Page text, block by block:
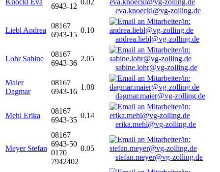
Knöckl Eva
6943-12
0.02
eva.knoeckl@vg-zolling.de
Liebl Andrea
08167
6943-15
0.10
andrea.liebl@vg-zolling.de
Lohr Sabine
08167
6943-36
2.05
sabine.lohr@vg-zolling.de
Maier
Dagmar
08167
6943-16
1.08
dagmar.maier@vg-zolling.de
Mehl Erika
08167
6943-35
0.14
erika.mehl@vg-zolling.de
Meyer Stefan
08167
6943-50
0170
7942402
0.05
stefan.meyer@vg-zolling.de